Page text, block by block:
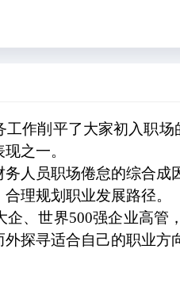
作削平了大家初入职
之一。
人员职场倦怠的综合成
理规划职业发展路径。
企、世界500强企业高管
探寻适合自己的职业方